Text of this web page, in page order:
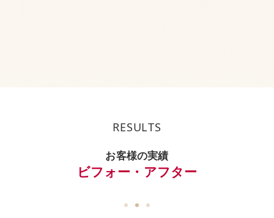
RESULTS
お客様の実績
ビフォー・アフター